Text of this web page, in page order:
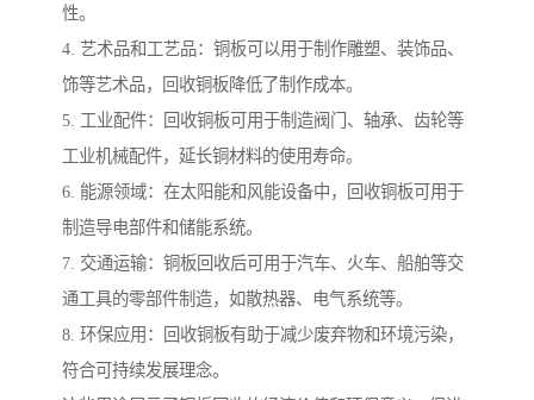
性。
4. 艺术品和工艺品：铜板可以用于制作雕塑、装饰品、
饰等艺术品，回收铜板降低了制作成本。
5. 工业配件：回收铜板可用于制造阀门、轴承、齿轮等
工业机械配件，延长铜材料的使用寿命。
6. 能源领域：在太阳能和风能设备中，回收铜板可用于
制造导电部件和储能系统。
7. 交通运输：铜板回收后可用于汽车、火车、船舶等交
通工具的零部件制造，如散热器、电气系统等。
8. 环保应用：回收铜板有助于减少废弃物和环境污染，
符合可持续发展理念。